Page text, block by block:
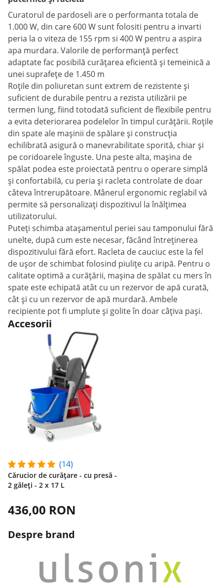
Curatorul de pardoseli are o performanta totala de
1.000 W, din care 600 W sunt folositi pentru a invarti
peria la o viteza de 155 rpm si 400 W pentru a aspira
apa murdara. Valorile de performanță perfect
adaptate fac posibilă curățarea eficientă și temeinică a
unei suprafețe de 1.450 m
Roțile din poliuretan sunt extrem de rezistente și
suficient de durabile pentru a rezista utilizării pe
termen lung, fiind totodată suficient de flexibile pentru
a evita deteriorarea podelelor în timpul curățării. Roțile
din spate ale mașinii de spălare și construcția
echilibrată asigură o manevrabilitate sporită, chiar și
pe coridoarele înguste. Una peste alta, mașina de
spălat podea este proiectată pentru o operare simplă
și confortabilă, cu peria și racleta controlate de doar
câteva întrerupătoare. Mânerul ergonomic reglabil vă
permite să personalizați dispozitivul la înălțimea
utilizatorului.
Puteți schimba atașamentul periei sau tamponului fără
unelte, după cum este necesar, făcând întreținerea
dispozitivului fără efort. Racleta de cauciuc este la fel
de ușor de schimbat folosind piulițe cu aripă. Pentru o
calitate optimă a curățării, mașina de spălat cu mers în
spate este echipată atât cu un rezervor de apă curată,
cât și cu un rezervor de apă murdară. Ambele
recipiente pot fi umplute și golite în doar câțiva pași.
Accesorii
(14)
Cărucior de curățare - cu presă -
2 găleți - 2 x 17 L
436,00 RON
Despre brand